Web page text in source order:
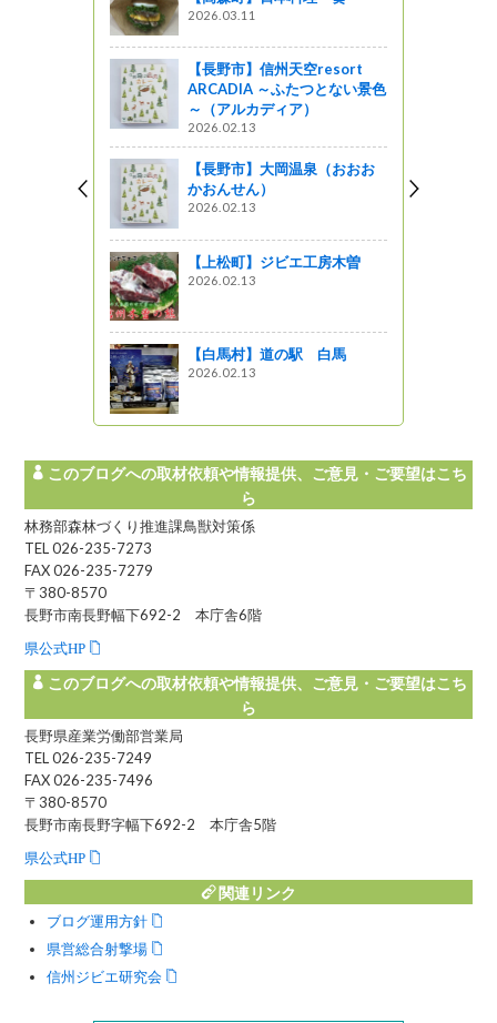
2026.03.11
【長野市】信州天空resort
ARCADIA ～ふたつとない景色
～（アルカディア）
2026.02.13
【長野市】大岡温泉（おおお
かおんせん）
2026.02.13
【上松町】ジビエ工房木曽
2026.02.13
【白馬村】道の駅 白馬
2026.02.13
このブログへの取材依頼や情報提供、ご意見・ご要望はこち
ら
林務部森林づくり推進課鳥獣対策係
TEL 026-235-7273
FAX 026-235-7279
〒380-8570
長野市南長野幅下692-2 本庁舎6階
県公式HP
このブログへの取材依頼や情報提供、ご意見・ご要望はこち
ら
長野県産業労働部営業局
TEL 026-235-7249
FAX 026-235-7496
〒380-8570
長野市南長野字幅下692-2 本庁舎5階
県公式HP
関連リンク
ブログ運用方針
県営総合射撃場
信州ジビエ研究会